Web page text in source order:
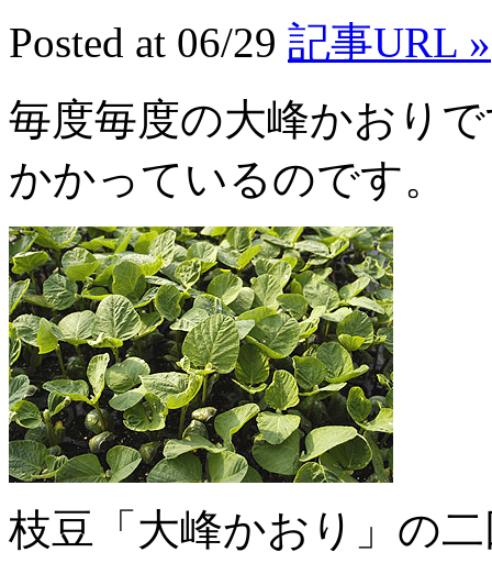
Posted at 06/29 記事URL »
毎度毎度の大峰かおり
かかっているのです。
枝豆「大峰かおり」の